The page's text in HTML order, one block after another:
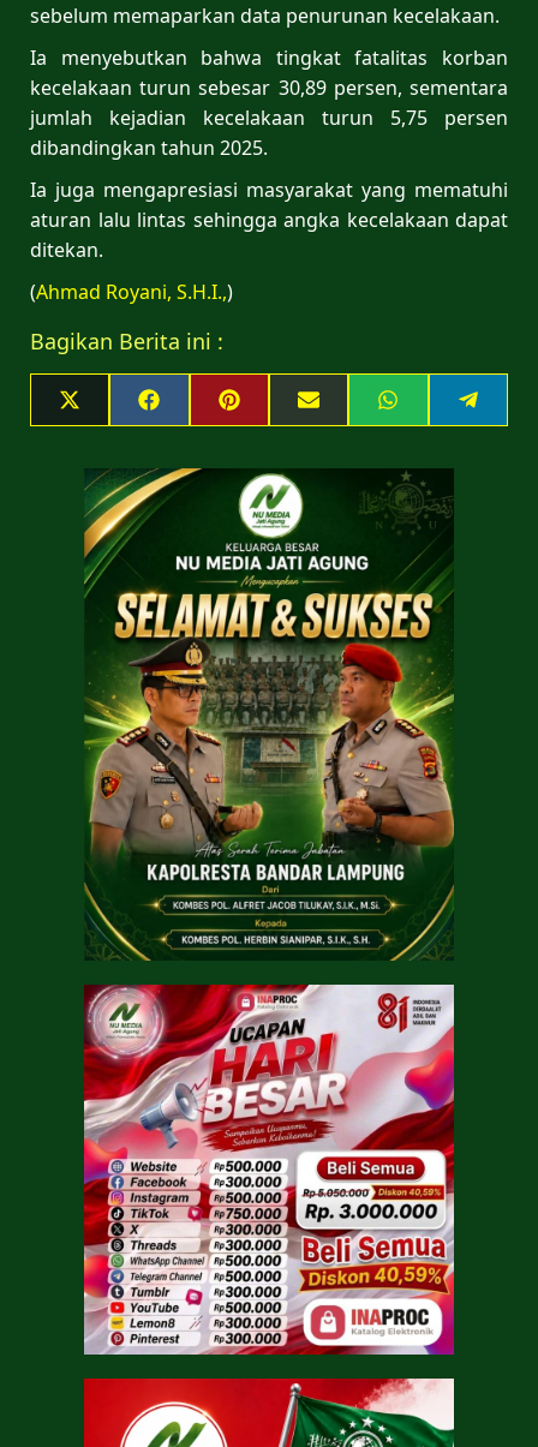
sebelum memaparkan data penurunan kecelakaan.
Ia menyebutkan bahwa tingkat fatalitas korban
kecelakaan turun sebesar 30,89 persen, sementara
jumlah kejadian kecelakaan turun 5,75 persen
dibandingkan tahun 2025.
Ia juga mengapresiasi masyarakat yang mematuhi
aturan lalu lintas sehingga angka kecelakaan dapat
ditekan.
(Ahmad Royani, S.H.I.,)
Bagikan Berita ini :